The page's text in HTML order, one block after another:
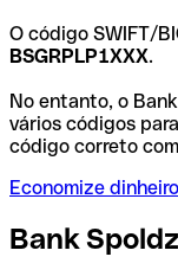
O código SWIFT/
BSGRPLP1XXX.
No entanto, o
vários códigos
código correto
Economize
Bank